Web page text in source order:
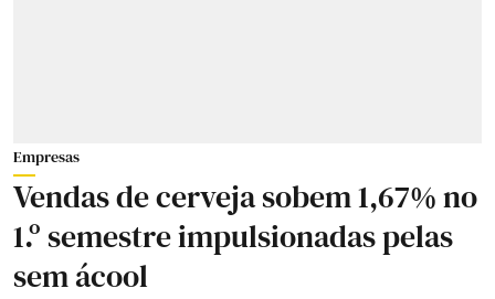
Empresas
Vendas de cerveja sobem 1,67% no
1.º semestre impulsionadas pelas
sem ácool